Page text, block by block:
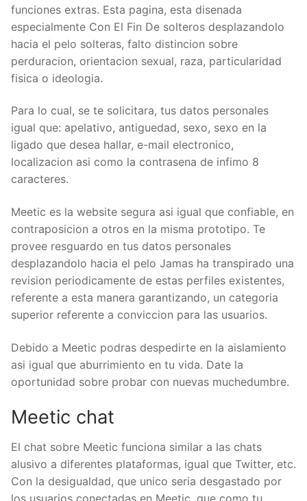
funciones extras. Esta pagina, esta disenada
especialmente Con El Fin De solteros desplazandolo
hacia el pelo solteras, falto distincion sobre
perduracion, orientacion sexual, raza, particularidad
fisica o ideologia.
Para lo cual, se te solicitara, tus datos personales
igual que: apelativo, antiguedad, sexo, sexo en la
ligado que desea hallar, e-mail electronico,
localizacion asi­ como la contrasena de infimo 8
caracteres.
Meetic es la website segura asi­ igual que confiable, en
contraposicion a otros en la misma prototipo. Te
provee resguardo en tus datos personales
desplazandolo hacia el pelo Jamas ha transpirado una
revision periodicamente de estas perfiles existentes,
referente a esta manera garantizando, un categoria
superior referente a conviccion para las usuarios.
Debido a Meetic podras despedirte en la aislamiento
asi­ igual que aburrimiento en tu vida. Date la
oportunidad sobre probar con nuevas muchedumbre.
Meetic chat
El chat sobre Meetic funciona similar a las chats
alusivo a diferentes plataformas, igual que Twitter, etc.
Con la desigualdad, que unico seri­a desgastado por
los usuarios conectadas en Meetic, que como tu